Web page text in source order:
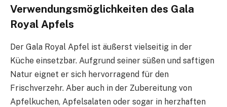
Verwendungsmöglichkeiten des Gala
Royal Apfels
Der Gala Royal Apfel ist äußerst vielseitig in der
Küche einsetzbar. Aufgrund seiner süßen und saftigen
Natur eignet er sich hervorragend für den
Frischverzehr. Aber auch in der Zubereitung von
Apfelkuchen, Apfelsalaten oder sogar in herzhaften